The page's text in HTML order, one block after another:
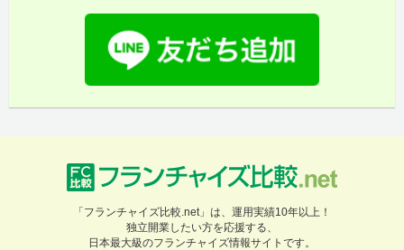
「フランチャイズ比較.net」は、運用実績10年以上！
独立開業したい方を応援する、
日本最大級のフランチャイズ情報サイトです。